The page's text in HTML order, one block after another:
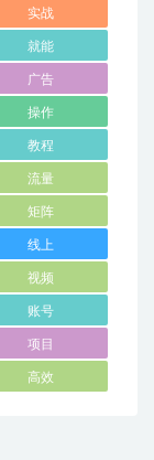
实战
就能
广告
操作
教程
流量
矩阵
线上
视频
账号
项目
高效